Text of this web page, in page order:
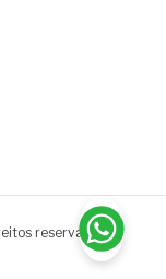
reservados.